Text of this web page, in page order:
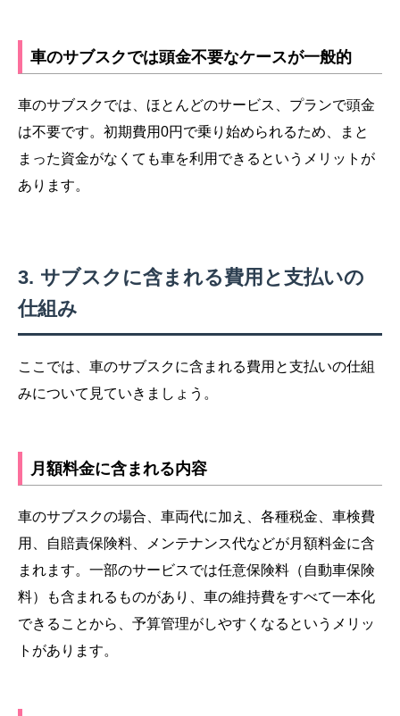
車のサブスクでは頭金不要なケースが一般的
車のサブスクでは、ほとんどのサービス、プランで頭金
は不要です。初期費用0円で乗り始められるため、まと
まった資金がなくても車を利用できるというメリットが
あります。
サブスクに含まれる費用と支払いの
仕組み
ここでは、車のサブスクに含まれる費用と支払いの仕組
みについて見ていきましょう。
月額料金に含まれる内容
車のサブスクの場合、車両代に加え、各種税金、車検費
用、自賠責保険料、メンテナンス代などが月額料金に含
まれます。一部のサービスでは任意保険料（自動車保険
料）も含まれるものがあり、車の維持費をすべて一本化
できることから、予算管理がしやすくなるというメリッ
トがあります。